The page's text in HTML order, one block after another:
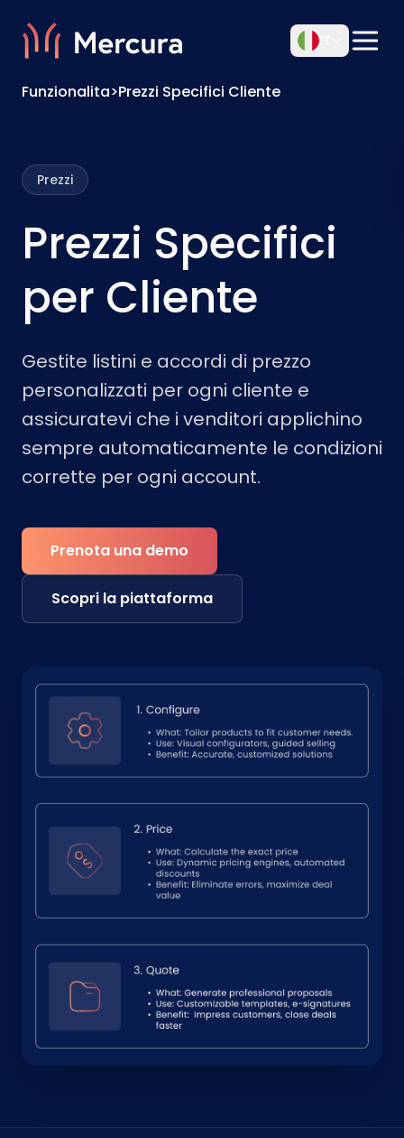
Funzionalita>Prezzi Specifici Cliente
Prezzi
Prezzi Specifici
per Cliente
Gestite listini e accordi di prezzo
personalizzati per ogni cliente e
assicuratevi che i venditori applichino
sempre automaticamente le condizioni
corrette per ogni account.
Prenota una demo
Scopri la piattaforma